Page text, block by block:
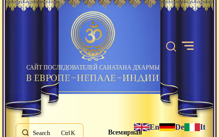
САЙТ ПОСЛЕДОВАТЕЛЕЙ САНАТАНА ДХАРМЫ
Search K
Всемирная
En De It